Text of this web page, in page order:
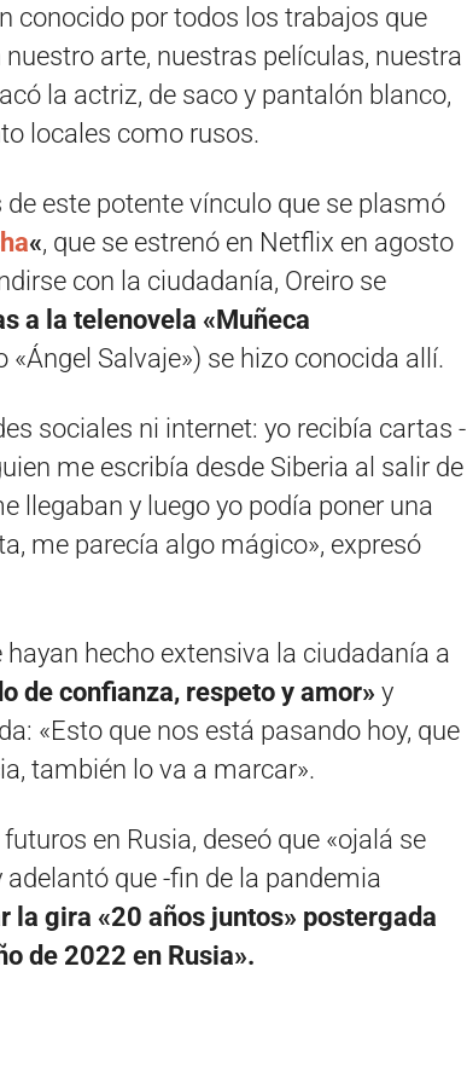
conocido por todos los trabajos que
arte, nuestras películas, nuestra
la actriz, de saco y pantalón blanco,
locales como rusos.
este potente vínculo que se plasmó
«, que se estrenó en Netflix en agosto
con la ciudadanía, Oreiro se
a la telenovela «Muñeca
Salvaje») se hizo conocida allí.
sociales ni internet: yo recibía cartas -
me escribía desde Siberia al salir de
llegaban y luego yo podía poner una
me parecía algo mágico», expresó
hecho extensiva la ciudadanía a
de confianza, respeto y amor» y
«Esto que nos está pasando hoy, que
también lo va a marcar».
en Rusia, deseó que «ojalá se
que -fin de la pandemia
la gira «20 años juntos» postergada
de 2022 en Rusia».